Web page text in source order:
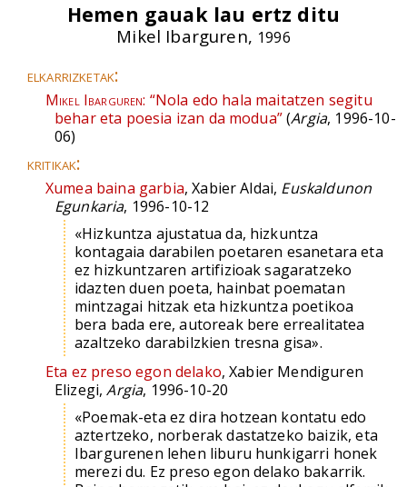
Hemen gauak lau ertz ditu
Mikel Ibarguren, 1996
elkarrizketak:
Mikel Ibarguren: “Nola edo hala maitatzen segitu
behar eta poesia izan da modua”(Argia, 1996-10-
06)
kritikak:
Xumea baina garbia, Xabier Aldai, Euskaldunon
Egunkaria, 1996-10-12
«Hizkuntza ajustatua da, hizkuntza
kontagaia darabilen poetaren esanetara eta
ez hizkuntzaren artifizioak sagaratzeko
idazten duen poeta, hainbat poematan
mintzagai hitzak eta hizkuntza poetikoa
bera bada ere, autoreak bere errealitatea
azaltzeko darabilzkien tresna gisa».
Eta ez preso egon delako, Xabier Mendiguren
Elizegi,Argia, 1996-10-20
«Poemak-eta ez dira hotzean kontatu edo
aztertzeko, norberak dastatzeko baizik, eta
Ibargurenen lehen liburu hunkigarri honek
merezi du. Ez preso egon delako bakarrik.